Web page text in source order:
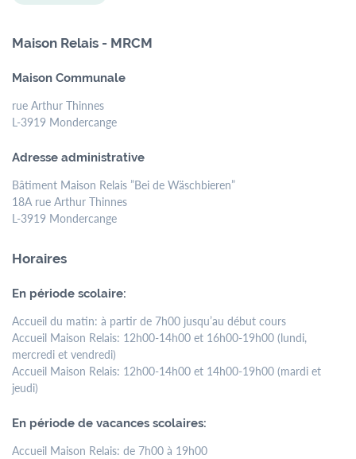
Maison Relais - MRCM
Maison Communale
rue Arthur Thinnes
L-3919 Mondercange
Adresse administrative
Bâtiment Maison Relais ”Bei de Wäschbieren”
18A rue Arthur Thinnes
L-3919 Mondercange
Horaires
En période scolaire:
Accueil du matin: à partir de 7h00 jusqu’au début cours
Accueil Maison Relais: 12h00-14h00 et 16h00-19h00 (lundi,
mercredi et vendredi)
Accueil Maison Relais: 12h00-14h00 et 14h00-19h00 (mardi et
jeudi)
En période de vacances scolaires:
Accueil Maison Relais: de 7h00 à 19h00